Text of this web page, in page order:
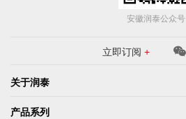
安徽润泰公众号
立即订阅 +
关于润泰
产品系列